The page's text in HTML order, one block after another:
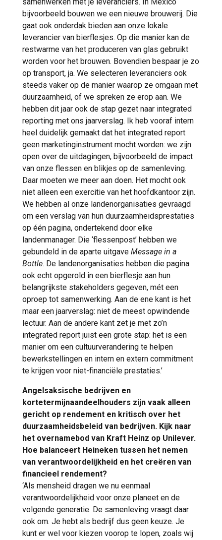
bijvoorbeeld bouwen we een nieuwe brouwerij. Die
gaat ook onderdak bieden aan onze lokale
leverancier van bierflesjes. Op die manier kan de
restwarme van het produceren van glas gebruikt
worden voor het brouwen. Bovendien bespaar je zo
op transport, ja. We selecteren leveranciers ook
steeds vaker op de manier waarop ze omgaan met
duurzaamheid, of we spreken ze erop aan. We
hebben dit jaar ook de stap gezet naar integrated
reporting met ons jaarverslag. Ik heb vooraf intern
heel duidelijk gemaakt dat het integrated report
geen marketinginstrument mocht worden: we zijn
open over de uitdagingen, bijvoorbeeld de impact
van onze flessen en blikjes op de samenleving.
Daar moeten we meer aan doen. Het mocht ook
niet alleen een exercitie van het hoofdkantoor zijn.
We hebben al onze landenorganisaties gevraagd
om een verslag van hun duurzaamheidsprestaties
op één pagina, ondertekend door elke
landenmanager. Die ‘flessenpost’ hebben we
gebundeld in de aparte uitgave Message in a
Bottle. De landenorganisaties hebben die pagina
ook echt opgerold in een bierflesje aan hun
belangrijkste stakeholders gegeven, mét een
oproep tot samenwerking. Aan de ene kant is het
maar een jaarverslag: niet de meest opwindende
lectuur. Aan de andere kant zet je met zo’n
integrated report juist een grote stap: het is een
manier om een cultuurverandering te helpen
bewerkstellingen en intern en extern commitment
te krijgen voor niet-financiële prestaties.’
Angelsaksische bedrijven en
kortetermijnaandeelhouders zijn vaak alleen
gericht op rendement en kritisch over het
duurzaamheidsbeleid van bedrijven. Kijk naar
het overnamebod van Kraft Heinz op Unilever.
Hoe balanceert Heineken tussen het nemen
van verantwoordelijkheid en het creëren van
financieel rendement?
‘Als mensheid dragen we nu eenmaal
verantwoordelijkheid voor onze planeet en de
volgende generatie. De samenleving vraagt daar
ook om. Je hebt als bedrijf dus geen keuze. Je
kunt er wel voor kiezen voorop te lopen, zoals wij